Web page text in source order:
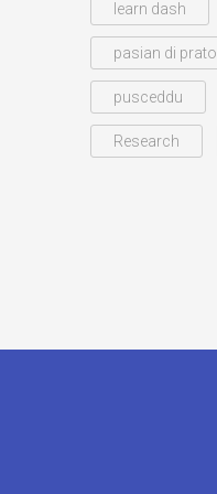
learn dash
pasian di prato
pusceddu
Research